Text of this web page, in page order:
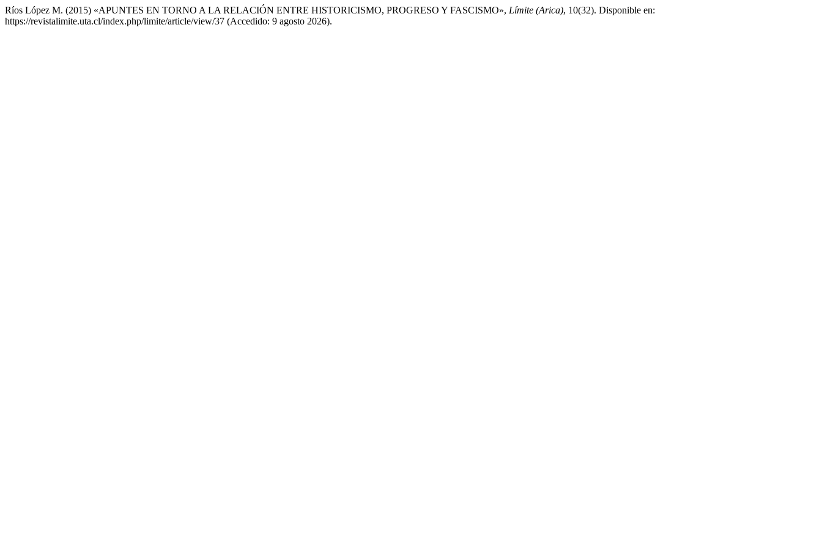
Ríos López M. (2015) «APUNTES EN TORNO A LA RELACIÓN ENTRE HISTORICISMO, PROGRESO Y FASCISMO», Límite (Arica), 10(32). Disponible en:
https://revistalimite.uta.cl/index.php/limite/article/view/37 (Accedido: 9 agosto 2026).